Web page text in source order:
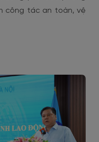
công tác an toàn, vệ